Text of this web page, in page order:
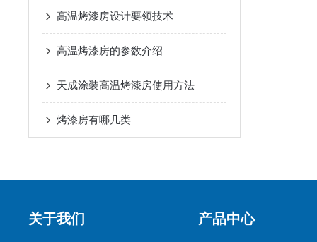
高温烤漆房设计要领技术
高温烤漆房的参数介绍
天成涂装高温烤漆房使用方法
烤漆房有哪几类
关于我们 产品中心